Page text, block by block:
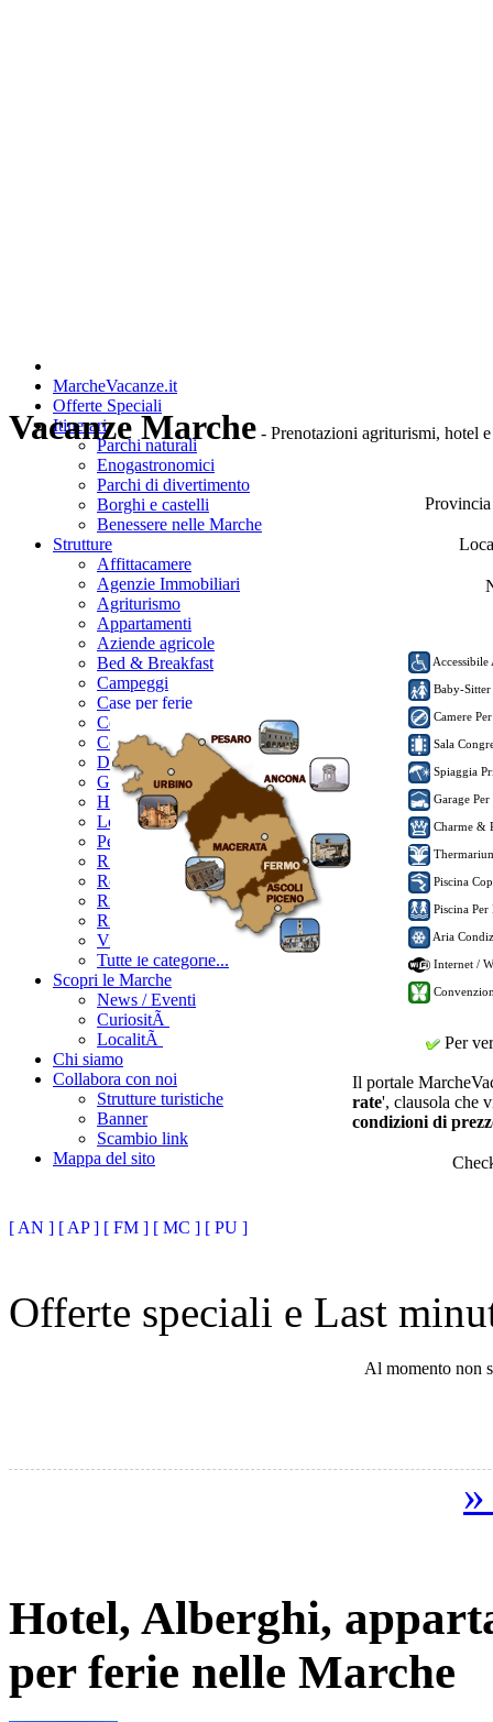
MarcheVacanze.it
Offerte Speciali
Itinerari
Parchi naturali
Enogastronomici
Parchi di divertimento
Borghi e castelli
Benessere nelle Marche
Strutture
Affittacamere
Agenzie Immobiliari
Agriturismo
Appartamenti
Aziende agricole
Bed & Breakfast
Campeggi
Case per ferie
Centri Benessere
Country house
Dimore storiche
Garnì
Hotel
Locali
Pensioni
R.T.A.
Residences
Rifugi
Ristoranti
Villaggi turistici
Tutte le categorie...
Scopri le Marche
News / Eventi
CuriositÃ
LocalitÃ
Chi siamo
Collabora con noi
Strutture turistiche
Banner
Scambio link
Mappa del sito
Vacanze Marche - Prenotazioni agriturismi, hotel
Baby-
Camere
Sala
Spiaggia
Garage
Charme &
Piscina
Piscina
Aria
Internet /
Per
Il portale
rate', clausola che
condizioni di
[ AN ] [ AP ] [ FM ] [ MC ] [ PU ]
Offerte speciali e Last
Al momento non
Hotel, Alberghi,
per ferie nelle Marche